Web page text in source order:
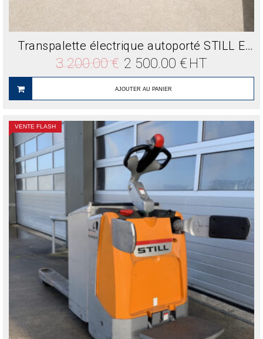
Transpalette électrique autoporté STILL EXUS24 2.4T
3 200.00€ Le
prix
initial
était :
3
2 500.00 € Le
prix
actuel
2
HT
AJOUTER AU PANIER
VENTE FLASH